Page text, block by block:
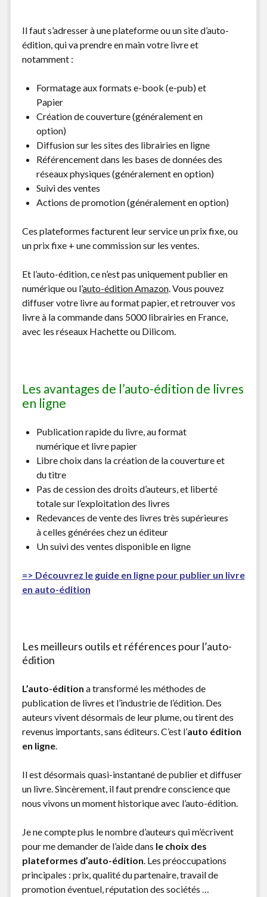
Il faut s’adresser à une plateforme ou un site d’auto-
édition, qui va prendre en main votre livre et
notamment :
Formatage aux formats e-book (e-pub) et
Papier
Création de couverture (généralement en
option)
Diffusion sur les sites des librairies en ligne
Référencement dans les bases de données des
réseaux physiques (généralement en option)
Suivi des ventes
Actions de promotion (généralement en option)
Ces plateformes facturent leur service un prix fixe, ou
un prix fixe + une commission sur les ventes.
Et l’auto-édition, ce n’est pas uniquement publier en
numérique ou l’auto-édition Amazon. Vous pouvez
diffuser votre livre au format papier, et retrouver vos
livre à la commande dans 5000 librairies en France,
avec les réseaux Hachette ou Dilicom.
Les avantages de l’auto-édition de livres
en ligne
Publication rapide du livre, au format
numérique et livre papier
Libre choix dans la création de la couverture et
du titre
Pas de cession des droits d’auteurs, et liberté
totale sur l’exploitation des livres
Redevances de vente des livres très supérieures
à celles générées chez un éditeur
Un suivi des ventes disponible en ligne
=> Découvrez le guide en ligne pour publier un livre
en auto-édition
Les meilleurs outils et références pour l’auto-
édition
L’auto-édition a transformé les méthodes de
publication de livres et l’industrie de l’édition. Des
auteurs vivent désormais de leur plume, ou tirent des
revenus importants, sans éditeurs. C’est l’auto édition
en ligne.
Il est désormais quasi-instantané de publier et diffuser
un livre. Sincèrement, il faut prendre conscience que
nous vivons un moment historique avec l’auto-édition.
Je ne compte plus le nombre d’auteurs qui m’écrivent
pour me demander de l’aide dans le choix des
plateformes d’auto-édition. Les préoccupations
principales : prix, qualité du partenaire, travail de
promotion éventuel, réputation des sociétés …